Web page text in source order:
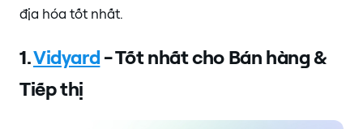
địa hóa tốt nhất.
1.Vidyard- Tốt nhất cho Bán hàng &
Tiếp thị